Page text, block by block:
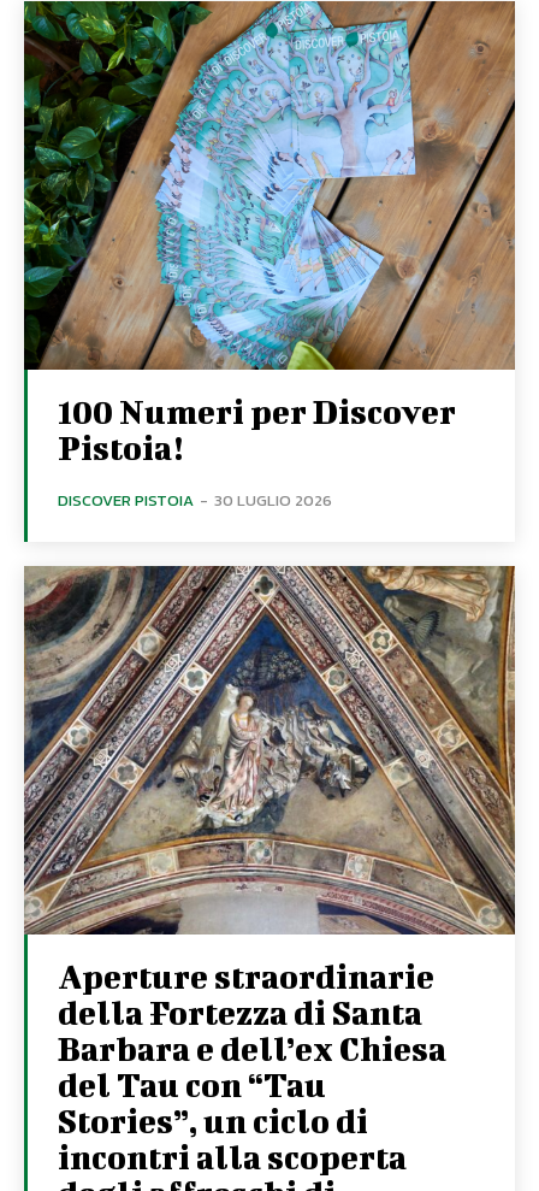
100 Numeri per Discover
Pistoia!
DISCOVER PISTOIA - 30 LUGLIO 2026
Aperture straordinarie
della Fortezza di Santa
Barbara e dell’ex Chiesa
del Tau con “Tau
Stories”, un ciclo di
incontri alla scoperta